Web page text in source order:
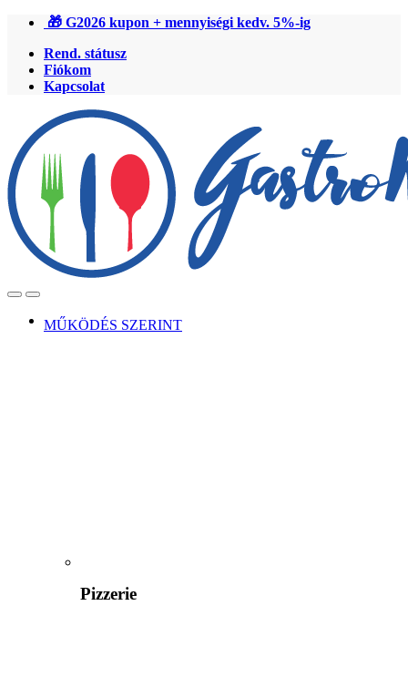
Ugrás
navigációhoz
Ugrás
tartalomra
🎁 G2026 kupon + mennyiségi kedv. 5%-ig
Rend. státusz
Fiókom
Kapcsolat
OpenClose
MŰKÖDÉS SZERINT
Pizzerie